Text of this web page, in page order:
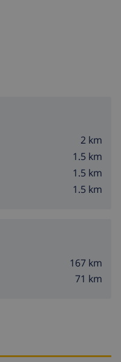
2 km
1.5 km
1.5 km
1.5 km
167 km
71 km